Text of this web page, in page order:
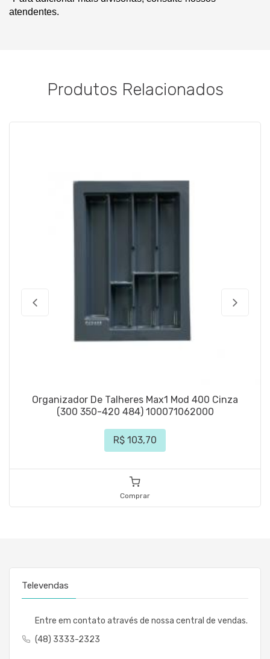
atendentes.
Produtos Relacionados
Organizador De Talheres Max1 Mod 400 Cinza
(300 350-420 484) 100071062000
R$ 103,70
Comprar
Televendas
Entre em contato através de nossa central de vendas.
(48) 3333-2323